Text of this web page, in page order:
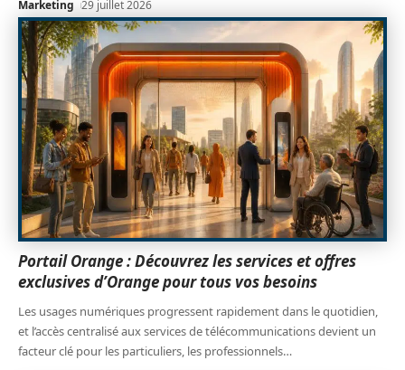
Marketing 29 juillet 2026
Portail Orange : Découvrez les services et offres
exclusives d’Orange pour tous vos besoins
Les usages numériques progressent rapidement dans le quotidien,
et l’accès centralisé aux services de télécommunications devient un
facteur clé pour les particuliers, les professionnels…